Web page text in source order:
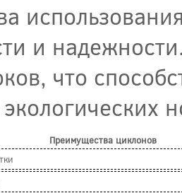
и
что
Преимущества циклонов